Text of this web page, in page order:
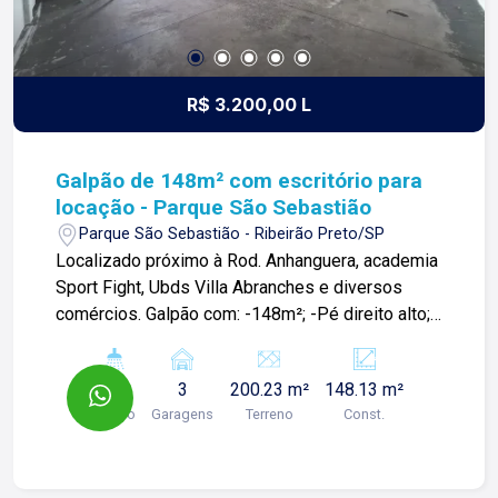
R$ 3.200,00 L
Galpão de 148m² com escritório para
locação - Parque São Sebastião
Parque São Sebastião - Ribeirão Preto/SP
Localizado próximo à Rod. Anhanguera, academia
Sport Fight, Ubds Villa Abranches e diversos
comércios. Galpão com: -148m²; -Pé direito alto; -
vagas de garagem; Para mais informações e
agendar visita, entre em contato. Lago é
RELACIONAMENTO! Desde 1987 esta é a nossa
2
Banho
3
Garagens
200.23 m²
Terreno
148.13 m²
Const.